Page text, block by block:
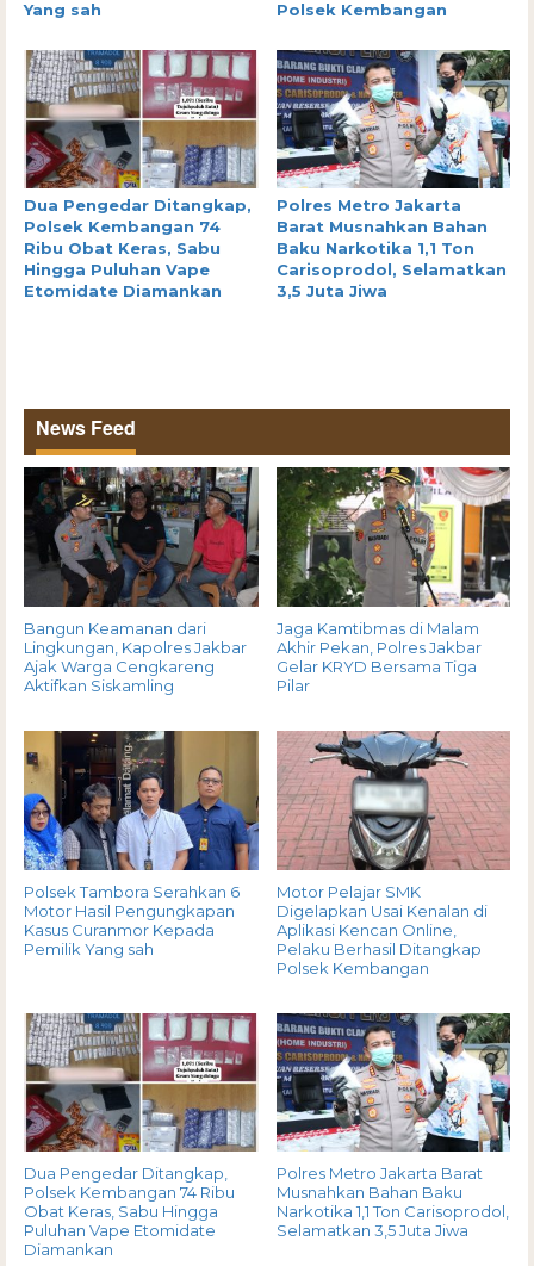
Yang sah Polsek Kembangan
Dua Pengedar Ditangkap,
Polsek Kembangan 74
Ribu Obat Keras, Sabu
Hingga Puluhan Vape
Etomidate Diamankan
Polres Metro Jakarta
Barat Musnahkan Bahan
Baku Narkotika 1,1 Ton
Carisoprodol, Selamatkan
3,5 Juta Jiwa
News Feed
Bangun Keamanan dari
Lingkungan, Kapolres Jakbar
Ajak Warga Cengkareng
Aktifkan Siskamling
Jaga Kamtibmas di Malam
Akhir Pekan, Polres Jakbar
Gelar KRYD Bersama Tiga
Pilar
Polsek Tambora Serahkan 6
Motor Hasil Pengungkapan
Kasus Curanmor Kepada
Pemilik Yang sah
Motor Pelajar SMK
Digelapkan Usai Kenalan di
Aplikasi Kencan Online,
Pelaku Berhasil Ditangkap
Polsek Kembangan
Dua Pengedar Ditangkap,
Polsek Kembangan 74 Ribu
Obat Keras, Sabu Hingga
Puluhan Vape Etomidate
Diamankan
Polres Metro Jakarta Barat
Musnahkan Bahan Baku
Narkotika 1,1 Ton Carisoprodol,
Selamatkan 3,5 Juta Jiwa